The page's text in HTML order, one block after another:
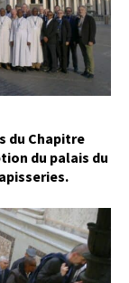
du Chapitre
du palais du